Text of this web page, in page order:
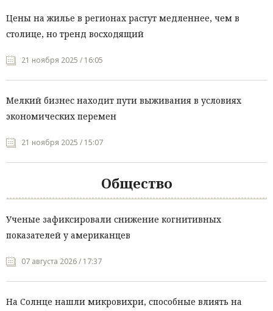
Цены на жилье в регионах растут медленнее, чем в
столице, но тренд восходящий
21 ноября 2025 / 16:05
Мелкий бизнес находит пути выживания в условиях
экономических перемен
21 ноября 2025 / 15:07
Общество
Ученые зафиксировали снижение когнитивных
показателей у американцев
07 августа 2026 / 17:37
На Солнце нашли микровихри, способные влиять на